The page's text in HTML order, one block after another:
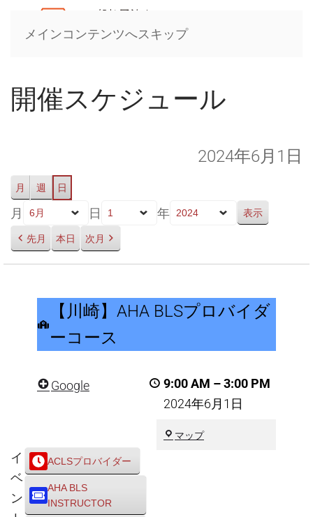
メインコンテンツへスキップ
開催スケジュール
2024年6月1日
月 週 日
月 日 年
先月 本日 次月
AHA
BLS
ダ
ー
ー
【川崎】AHA BLSプロバイダ
ーコース
9:00 AM –3:00 PM
2024年6月1日
マップ川
Google
イ
ベ
ン
ACLSプロバイダー
AHA BLS
INSTRUCTOR